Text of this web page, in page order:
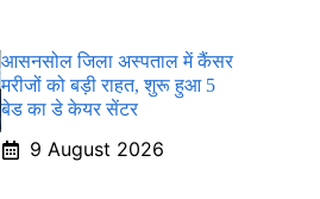
आसनसोल जिला अस्पताल में कैंसर
मरीजों को बड़ी राहत, शुरू हुआ 5
बेड का डे केयर सेंटर
9 August 2026